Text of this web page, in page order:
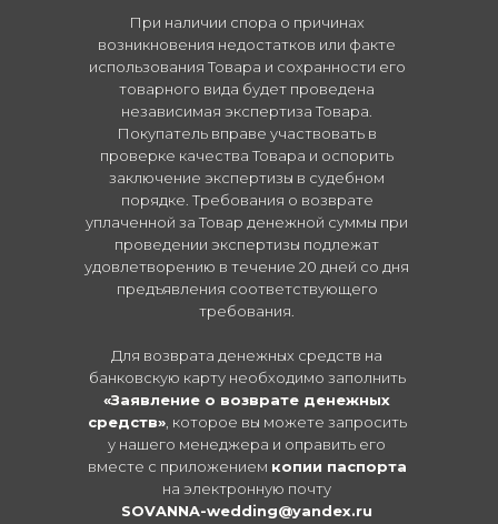
При наличии спора о причинах
возникновения недостатков или факте
использования Товара и сохранности его
товарного вида будет проведена
независимая экспертиза Товара.
Покупатель вправе участвовать в
проверке качества Товара и оспорить
заключение экспертизы в судебном
порядке. Требования о возврате
уплаченной за Товар денежной суммы при
проведении экспертизы подлежат
удовлетворению в течение 20 дней со дня
предъявления соответствующего
требования.
Для возврата денежных средств на
банковскую карту необходимо заполнить
«Заявление о возврате денежных
средств», которое вы можете запросить
у нашего менеджера и оправить его
вместе с приложением копии паспорта
на электронную почту
SOVANNA-wedding@yandex.ru